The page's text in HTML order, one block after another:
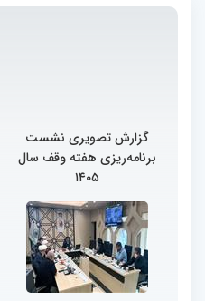
گزارش تصویری نشست
برنامه‌ریزی هفته وقف سال
۱۴۰۵